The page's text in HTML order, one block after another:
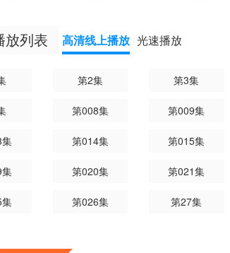
放列表 高清线上播放 光速播放
第2集 第3集
第008集 第009集
第014集 第015集
第020集 第021集
第026集 第27集